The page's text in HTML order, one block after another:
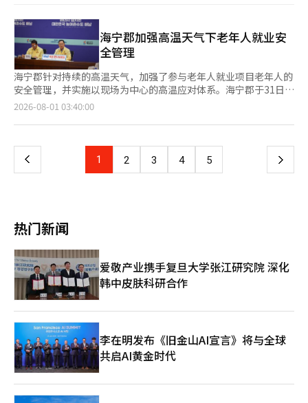
对政府的重要要求。” 李总统补充道：“建立坚实的产业竞争力
和稳固的能源安全体系，是让韩国在任何外部环境变化中都不易动
摇的途径。” 他还呼吁关注中东地区紧张局势对产业供应链和能
源供应管理的影响。李总统表示：“在过去六个月的战争危机中，
我们成功管理了产业供应链和能源供应，确保了我们的产业和国民
的日常生活不受影响，但随着中东地区紧张局势的再次升级，我们
必须保持警惕。” 在贸易政策方面，他强调应摆脱对特定国家或
市场的过度依赖。李总统指出：“要成为一个不易受到外部冲击影
应基于多样化的合作，推动国家间的定制化合作战略，持续努力实
现出口市场和供应链的多元化。”对于核心能源资源原油，他也呼
吁：“应多样化进口国家并扩大储备。” 李总统提出应将脱碳转
电政策，李总统表示：“必须确保核电的安全性，以便让国民信
任，并持续透明地公开相关信息。” 李总统提到近期经济增长率
恢复等经济形势变化，强调政策成果应与国民的日常生活相连。
他还指示各部门将国民参与团和在线提出的意见纳入政策中。 李
总统承诺：“虽然今天国民们提出的意见可能无法直接发表，但我
们会将所有意见汇总，忠实地反映在政府政策中。”※ 本报道经
人工智能（AI）系统翻译与编辑。
于，像今年这样酷暑持续的情况下，7月底或8月初开学的学校学生
的安全。 虽然教室内可以使用空调，但上下学的路况则有所不
同。尤其是对于体温调节和应对酷暑能力相对不足的低年级学生来
说，背着沉重的书包在正午的高温下暴露的时间需要特别关注。
新正小学低年级家长A女士表示：“在强烈的阳光和高温下，孩子
背着书包上下学的过程确实令人担忧，尽管教室的空调运转良好，
但在上下学路上的户外暴露可能导致热病。” 另一位家长B先生也
表示：“理解各学校学事日程不同的情况，但最近8月初的酷暑强
度与过去不同，希望能根据气象情况调整上下学时间或缩短上课时
况，灵活调整学事日程，以确保学生安全为首要任务。
担忧公告的科斯达克上市公司达到了30家，平均每天约一家公司。
特别是在科斯达克市场急剧下跌的7月22日至31日的8个交易日
内，就有19家公司发布了相关公告。 这一现象是由于政府自上月
起提高了科斯达克上市维持市值标准的影响。根据新的标准，如果
在一定时期内市值低于200亿韩元，将被指定为管理股票，若未能
解决相关问题，将启动退市程序。 问题在于，最近许多案例受到
市场急剧下跌的影响，远大于个别企业的财务问题。科斯达克在上
月的月度基准下跌了21.4%，创下全球金融危机以来的最大跌幅。
7月29日，市场一度跌至630点。交易金额也降至61000亿韩元，
者情绪的低迷导致资金从大型股流出，进而扩展到中小型股，导致
市值急剧减少的企业不在少数。 实际上，在被提出管理股票指定
其他退市原因那样进行实质审查或改善期。没有区分因市场整体暴
位证券业界人士表示：“最近，企业业绩与投资者情绪无关的情况
下，市值跌破标准的案例越来越多。需要审视在企业的营业表现或
财务健康性与市场波动性之间，是否适用相同的标准。” 不过，
市场普遍认同加强上市维持标准的必要性。认为应及时淘汰失去竞
争力的企业，以提升资本市场的信任度。然而，在市场整体暴跌的
特殊情况下，灵活应用市值计算期限，或对企业的自救努力进行评
估等补充措施的呼声也在增强。
海宁郡加强高温天气下老年人就业安
全管理
海宁郡针对持续的高温天气，加强了参与老年人就业项目老年人的
安全管理，并实施以现场为中心的高温应对体系。海宁郡于31日表
示，针对目前参与老年人就业项目的3056名老年人，强化了酷暑
量保护健康。目前，参与项目的老年人中，有45%即1384人参与
理成为重要课题。因此，随着高温的加剧，海宁郡提前启动活动时
间，并在高温严重的日子里，最多可缩短活动时间至15小时。特别
动中有足够的休息时间，以预防热相关疾病。此外，海宁郡还对各
乡镇及老年人就业项目实施机构进行活动时间管理标准、高温应对
物品发放情况和应急响应体系等重点检查，并对现场发现的补救事
项立即进行改进。海宁郡计划在高温可能长期化的情况下，持续进
行现场检查和安全教育，以尽量减少安全盲区。金基勇海宁郡家庭
幸福与老年人福利科科长表示：“预计今年夏天高温将持续，因此
我们将优先加强参与老年人的健康和安全管理及预防活动，并通过
对乡镇和实施机构的持续检查，确保不出现安全盲区。”此外，海
宁郡还计划持续运营以老年人就业参与者的安全为首要考虑的定制
安全管理体系，以应对高温、暴雨和寒潮等季节性灾害情况。※
本报道经人工智能（AI）系统翻译与编辑。
2026-08-01 03:40:00
上
页
1 2 3 4 5 下
热门新闻
爱敬产业携手复旦大学张江研究院 深化
韩中皮肤科研合作
李在明发布《旧金山AI宣言》将与全球
共启AI黄金时代